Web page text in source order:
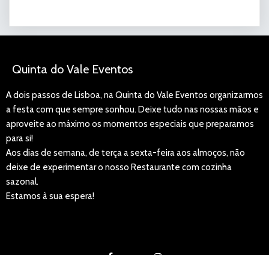
Quinta do Vale Eventos
A dois passos de Lisboa, na Quinta do Vale Eventos organizarmos
a festa com que sempre sonhou. Deixe tudo nas nossas mãos e
aproveite ao máximo os momentos especiais que preparamos
para si!
Aos dias de semana, de terça a sexta-feira aos almoços, não
deixe de experimentar o nosso Restaurante com cozinha
sazonal.
Estamos à sua espera!